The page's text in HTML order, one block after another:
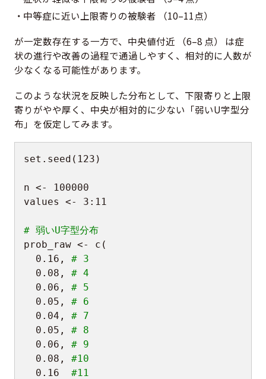
中等症に近い上限寄りの被験者 （10–11点）
が一定数存在する一方で、中央値付近 （6–8 点） は症
状の進行や改善の過程で通過しやすく、相対的に人数が
少なくなる可能性があります。
このような状況を反映した分布として、下限寄りと上限
寄りがやや厚く、中央が相対的に少ない「弱いU字型分
布」を仮定してみます。
set.seed ( 123 )
n <-
100000
values <- 3 : 11
# 弱いU字型分布
prob_raw <- c (
0.16 ,
# 3
0.08 ,
# 4
0.06 ,
# 5
0.05 ,
# 6
0.04 ,
# 7
0.05 ,
# 8
0.06 ,
# 9
0.08 ,
#10
0.16
#11